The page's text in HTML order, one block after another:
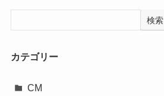
検索
カテゴリー
CM